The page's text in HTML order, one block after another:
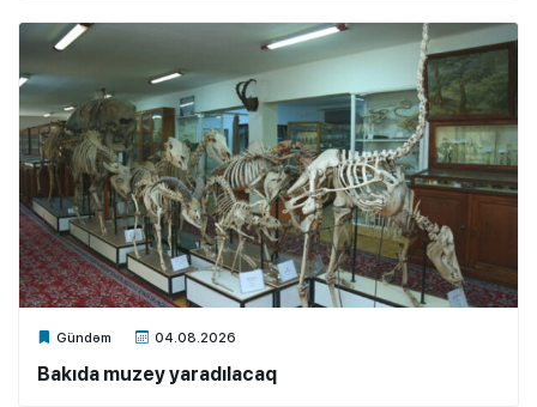
Gündəm 04.08.2026
Xalq.Online
Bakıda muzey yaradılacaq